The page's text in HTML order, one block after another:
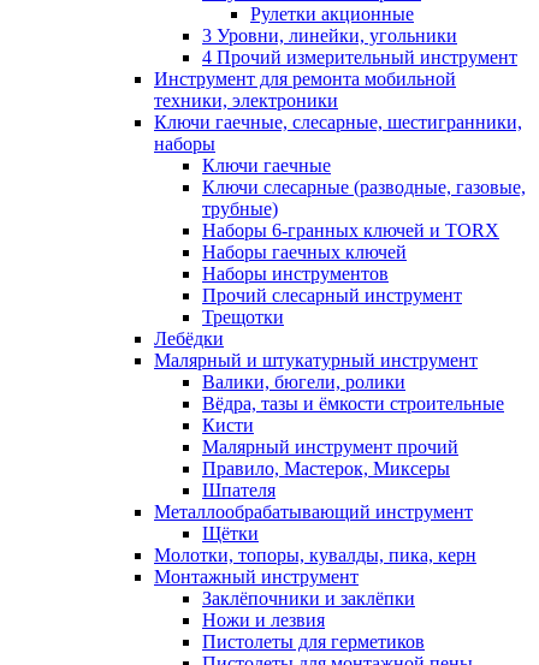
Рулетки акционные
3 Уровни, линейки, угольники
4 Прочий измерительный инструмент
Инструмент для ремонта мобильной
техники, электроники
Ключи гаечные, слесарные, шестигранники,
наборы
Ключи гаечные
Ключи слесарные (разводные, газовые,
трубные)
Наборы 6-гранных ключей и TORX
Наборы гаечных ключей
Наборы инструментов
Прочий слесарный инструмент
Трещотки
Лебёдки
Малярный и штукатурный инструмент
Валики, бюгели, ролики
Вёдра, тазы и ёмкости строительные
Кисти
Малярный инструмент прочий
Правило, Мастерок, Миксеры
Шпателя
Металлообрабатывающий инструмент
Щётки
Молотки, топоры, кувалды, пика, керн
Монтажный инструмент
Заклёпочники и заклёпки
Ножи и лезвия
Пистолеты для герметиков